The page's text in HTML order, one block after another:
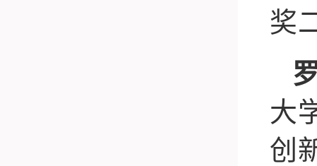
奖
大
创